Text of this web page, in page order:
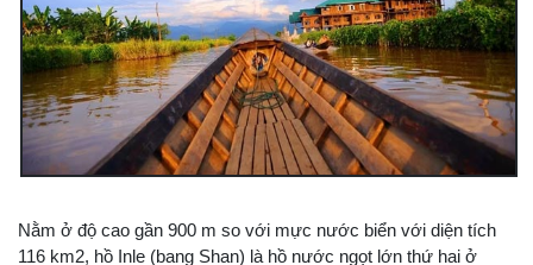
Nằm ở độ cao gần 900 m so với mực nước biển với diện tích
116 km2, hồ Inle (bang Shan) là hồ nước ngọt lớn thứ hai ở